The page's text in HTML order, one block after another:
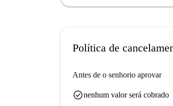
Política de
Antes de o senhorio aprovar
check_circlenenhum valor será cobrado